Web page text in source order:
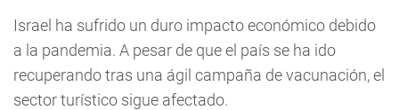
Israel ha sufrido un duro impacto económico debido
a la pandemia. A pesar de que el país se ha ido
recuperando tras una ágil campaña de vacunación, el
sector turístico sigue afectado.